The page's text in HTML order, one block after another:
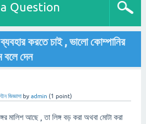
Question
ব্যবহার করতে চাই , ভালো কোম্পানির
বলে দেন
জিজ্ঞাসা by admin (1 point)
মালিশ আছে , তা লিঙ্গ বড় করা অথবা মোটা করা